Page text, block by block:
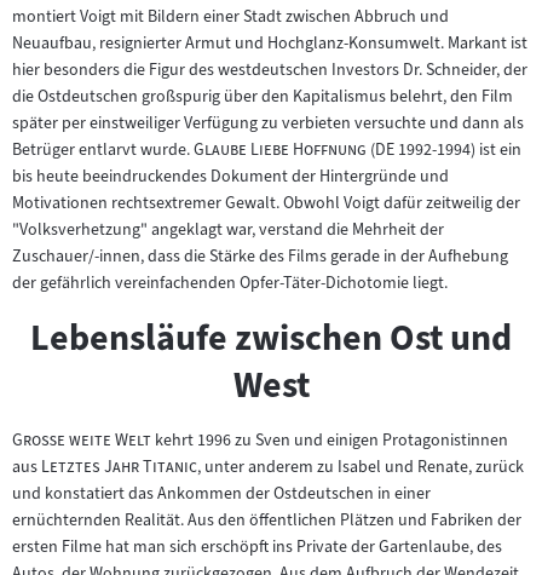
montiert Voigt mit Bildern einer Stadt zwischen Abbruch und
Neuaufbau, resignierter Armut und Hochglanz-Konsumwelt. Markant ist
hier besonders die Figur des westdeutschen Investors Dr. Schneider, der
die Ostdeutschen großspurig über den Kapitalismus belehrt, den Film
später per einstweiliger Verfügung zu verbieten versuchte und dann als
Betrüger entlarvt wurde."
Glaube Liebe Hoffnung "(DE 1992-1994) ist ein
bis heute beeindruckendes Dokument der Hintergründe und
Motivationen rechtsextremer Gewalt. Obwohl Voigt dafür zeitweilig der
"Volksverhetzung" angeklagt war, verstand die Mehrheit der
Zuschauer/-innen, dass die Stärke des Films gerade in der Aufhebung
der gefährlich vereinfachenden Opfer-Täter-Dichotomie liegt.
Lebensläufe zwischen Ost und
West
"
Große weite Welt"kehrt 1996 zu Sven und einigen Protagonistinnen
aus "Letztes Jahr Titanic", unter anderem zu Isabel und Renate, zurück
und konstatiert das Ankommen der Ostdeutschen in einer
ernüchternden Realität. Aus den öffentlichen Plätzen und Fabriken der
ersten Filme hat man sich erschöpft ins Private der Gartenlaube, des